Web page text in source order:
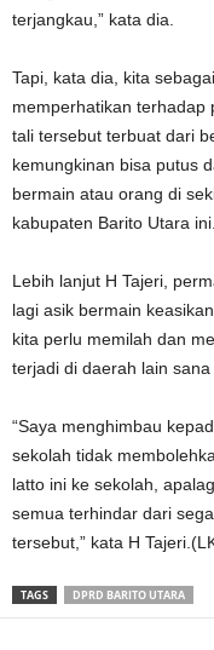
terjangkau,” kata dia.
Tapi, kata dia, kita
memperhatikan terhadap
tali tersebut terbuat dari
kemungkinan bisa putus
bermain atau orang di
kabupaten Barito Utara ini.
Lebih lanjut H Tajeri,
lagi asik bermain
kita perlu memilah dan
terjadi di daerah lain
“Saya menghimbau
sekolah tidak
latto ini ke sekolah,
semua terhindar dari
tersebut,” kata H
TAGS DPRD BARITO UTARA